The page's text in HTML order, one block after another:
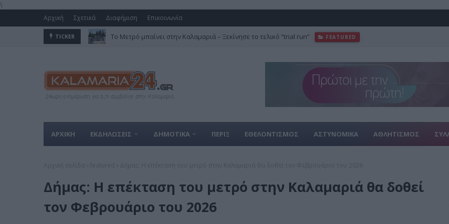
\
Αρχική Σχετικά Διαφήμιση Επικοινωνία
TICKER Το Μετρό μπαίνει στην Καλαμαριά – Ξεκίνησε το τελικό “trial run” FEATURED
ΑΡΧΙΚΗ ΕΚΔΗΛΩΣΕΙΣ ΔΗΜΟΤΙΚΑ ΠΕΡΙΞ ΕΘΕΛΟΝΤΙΣΜΟΣ ΑΣΤΥΝΟΜΙΚΑ ΑΘΛΗΤΙΣΜΟΣ
Δήμας: Η επέκταση του μετρό στην Καλαμαριά θα δοθεί
τον Φεβρουάριο του 2026